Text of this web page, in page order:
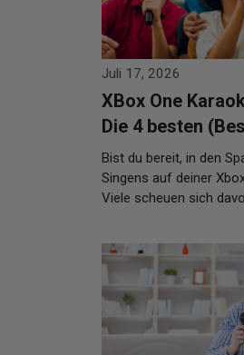
Juli 17, 2026
XBox One
Die 4 besten
Bist du bereit, in den
Singens auf deiner
Viele scheuen sich
Weiterlesen…